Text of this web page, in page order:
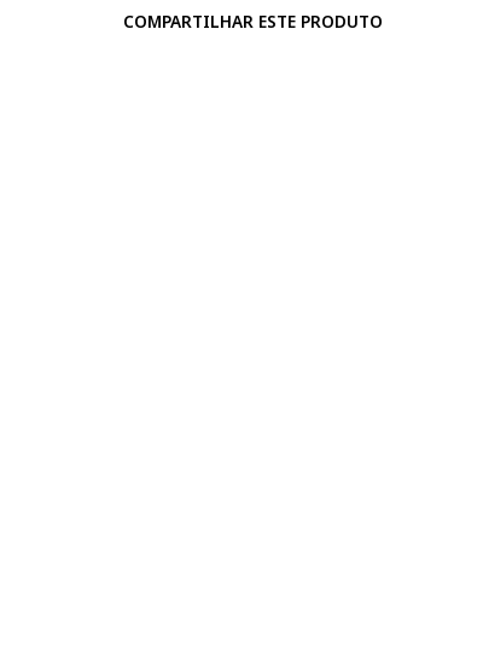
COMPARTILHAR ESTE PRODUTO